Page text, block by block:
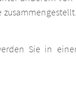
Sie in